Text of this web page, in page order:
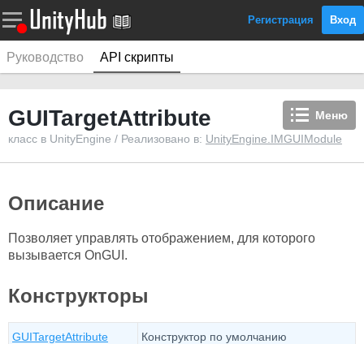
Регистрация Вход
Руководство API скрипты
Меню
GUITargetAttribute
класс в UnityEngine / Реализовано в: UnityEngine.IMGUIModule
Описание
Позволяет управлять отображением, для которого
вызывается OnGUI.
Конструкторы
GUITargetAttribute
Конструктор по умолчанию